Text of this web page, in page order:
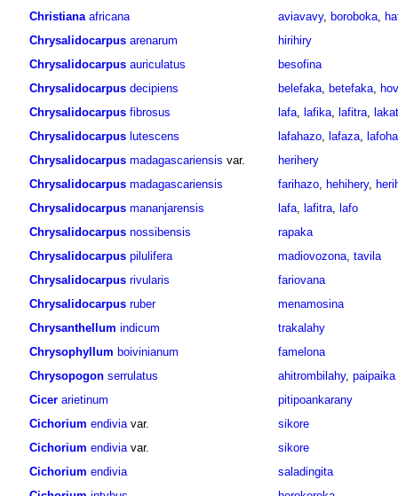
Christiana africana aviavavy, boroboka,
Chrysalidocarpus arenarum
hirihiry
Chrysalidocarpus auriculatus
besofina
Chrysalidocarpus decipiens belefaka, betefaka,
Chrysalidocarpus fibrosus lafa, lafika, lafitra,
Chrysalidocarpus lutescens lafahazo, lafaza,
Chrysalidocarpus madagascariensis var.
herihery
Chrysalidocarpus madagascariensis farihazo, hehihery,
Chrysalidocarpus mananjarensis lafa, lafitra, lafo
Chrysalidocarpus nossibensis
rapaka
Chrysalidocarpus pilulifera madiovozona, tavila
Chrysalidocarpus rivularis
fariovana
Chrysalidocarpus ruber
menamosina
Chrysanthellum indicum
trakalahy
Chrysophyllum boivinianum
famelona
Chrysopogon serrulatus ahitrombilahy, paipaika
Cicer arietinum
pitipoankarany
Cichorium endiviavar.
sikore
Cichorium endiviavar.
sikore
Cichorium endivia
saladingita